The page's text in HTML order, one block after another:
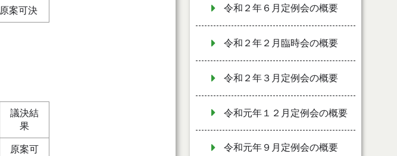
原案可決
議決結
果
原案可
令和２年６月定例会の概要
令和２年２月臨時会の概要
令和２年３月定例会の概要
令和元年１２月定例会の概要
令和元年９月定例会の概要